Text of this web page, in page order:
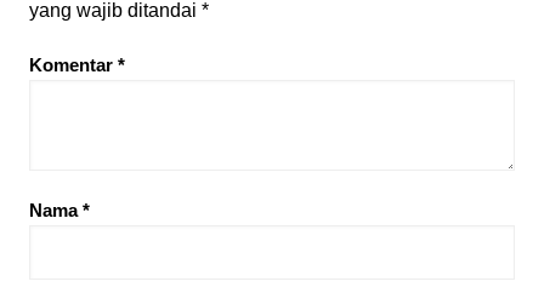
yang wajib ditandai *
Komentar *
Nama*